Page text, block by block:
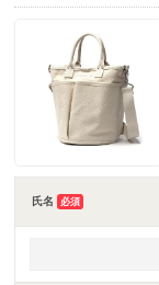
氏名 必須